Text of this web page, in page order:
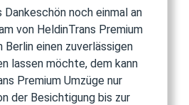
Dankeschön noch einmal an
von HeldinTrans Premium
Berlin einen zuverlässigen
lassen möchte, dem kann
Premium Umzüge nur
der Besichtigung bis zur